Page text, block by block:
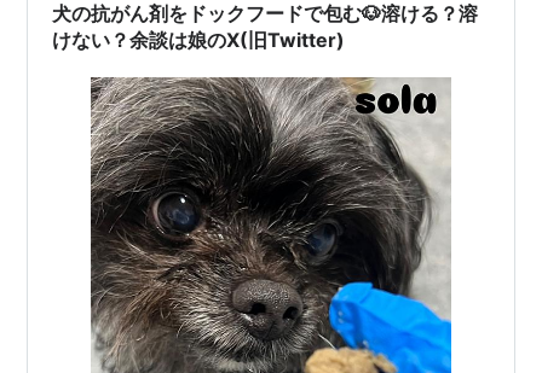
犬の抗がん剤をドックフードで包む🐶溶ける？溶
けない？余談は娘のX(旧Twitter)